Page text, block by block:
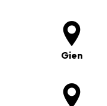
Gien